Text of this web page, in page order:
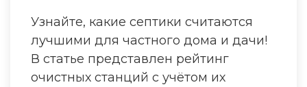
Узнайте, какие септики считаются
лучшими для частного дома и дачи!
В статье представлен рейтинг
очистных станций с учётом их